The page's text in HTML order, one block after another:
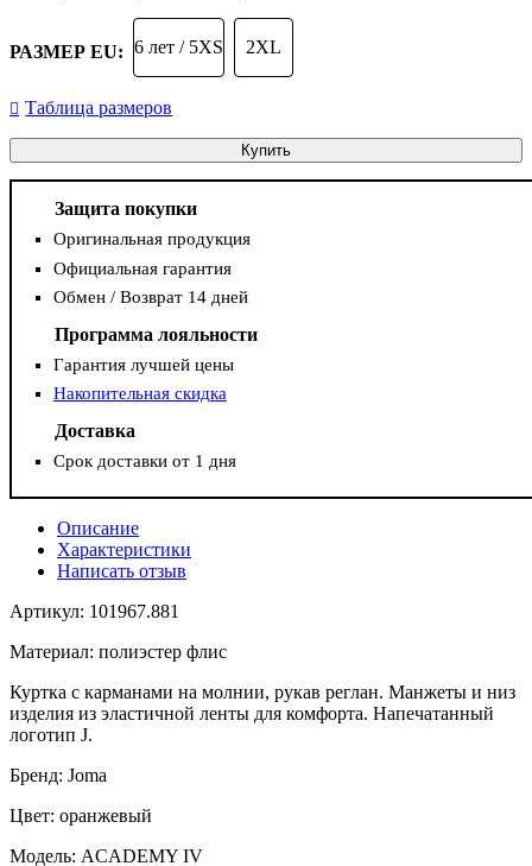
РАЗМЕР EU: 6 лет / 5XS 2XL
Таблица размеров
Купить
Защита покупки
Оригинальная продукция
Официальная гарантия
Обмен / Возврат 14 дней
Программа лояльности
Гарантия лучшей цены
Накопительная скидка
Доставка
Срок доставки от 1 дня
Описание
Характеристики
Написать отзыв
Артикул: 101967.881
Материал: полиэстер флис
Куртка c карманами на молнии, рукав реглан. Манжеты и низ
изделия из эластичной ленты для комфорта. Напечатанный
логотип J.
Бренд: Joma
Цвет: оранжевый
Модель: ACADEMY IV